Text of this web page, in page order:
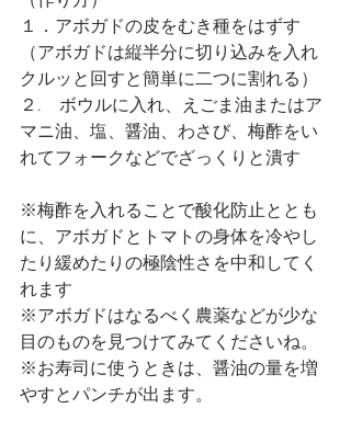
１．アボガドの皮をむき種をはずす
（アボガドは縦半分に切り込みを入れ
クルッと回すと簡単に二つに割れる）
２.　ボウルに入れ、えごま油またはア
マニ油、塩、醤油、わさび、梅酢をい
れてフォークなどでざっくりと潰す
※梅酢を入れることで酸化防止ととも
に、アボガドとトマトの身体を冷やし
たり緩めたりの極陰性さを中和してく
れます
※アボガドはなるべく農薬などが少な
目のものを見つけてみてくださいね。
※お寿司に使うときは、醤油の量を増
やすとパンチが出ます。